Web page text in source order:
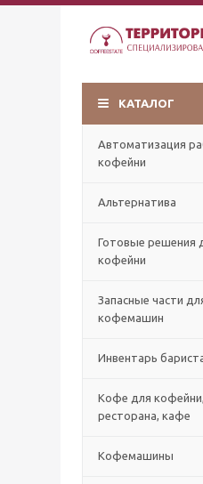
КАТАЛОГ
Автоматизация
кофейни
Альтернатива
Готовые решения
кофейни
Запасные части
кофемашин
Инвентарь
Кофе для
ресторана, кафе
Кофемашины